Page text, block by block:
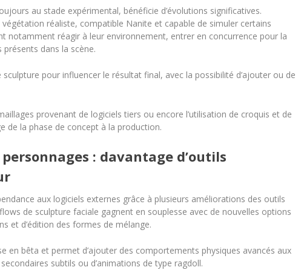
au stade expérimental, bénéficie d’évolutions significatives.
réaliste, compatible Nanite et capable de simuler certains
notamment réagir à leur environnement, entrer en concurrence pour la
dans la scène.
pour influencer le résultat final, avec la possibilité d’ajouter ou de
provenant de logiciels tiers ou encore l’utilisation de croquis et de
de la phase de concept à la production.
: davantage d’outils
aux logiciels externes grâce à plusieurs améliorations des outils
de sculpture faciale gagnent en souplesse avec de nouvelles options
et d’édition des formes de mélange.
en bêta et permet d’ajouter des comportements physiques avancés aux
subtils ou d’animations de type ragdoll.